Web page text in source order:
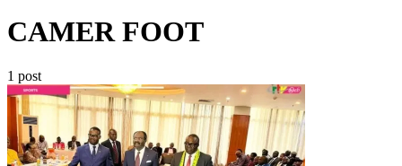
CAMER FOOT
1 post